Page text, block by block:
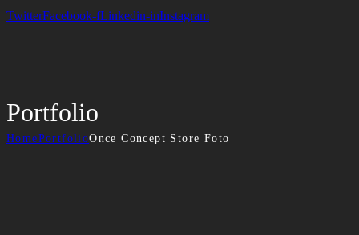
TwitterFacebook-fLinkedin-inInstagram
Portfolio
HomePortfolioOnce Concept Store Foto